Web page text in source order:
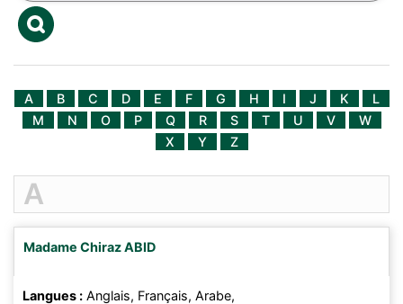
A B C D E F G H I J K
L
M
N O P Q R S T U V
W
X
Y Z
A
Madame ChirazABID
Langues : Anglais, Français, Arabe,